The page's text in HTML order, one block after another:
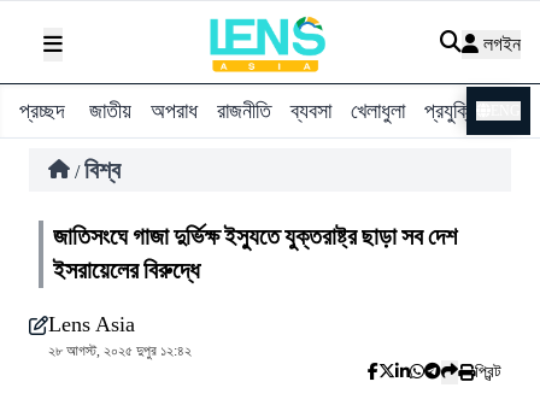
লগইন
প্রচ্ছদ জাতীয় অপরাধ রাজনীতি ব্যবসা খেলাধুলা প্রযুক্তি
/ বিশ্ব
জাতিসংঘে গাজা দুর্ভিক্ষ ইস্যুতে যুক্তরাষ্ট্র ছাড়া সব দেশ
ইসরায়েলের বিরুদ্ধে
Lens Asia
২৮ আগস্ট, ২০২৫ দুপুর ১২:৪২
প্রিন্ট